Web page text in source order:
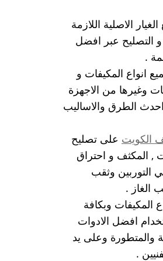
الاصلية اللازمة
و التصليح عبر افضل
.
انواع المكيفات و
وغيرها من الاجهزة
احدث الطرق والاساليب
الكويت على تصليح
, المكثف و احتراق
التوربين وثقب
الغاز .
المكيفات وبكافة
افضل الادوات
والمتطورة وعلى يد
.